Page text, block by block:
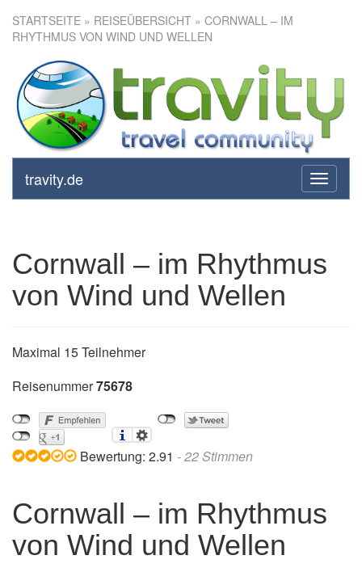
STARTSEITE » REISEÜBERSICHT » CORNWALL – IM
RHYTHMUS VON WIND UND WELLEN
toggle
travity.de
Cornwall – im Rhythmus von
Wind und Wellen
Cornwall – im Rhythmus
von Wind und Wellen
Maximal 15 Teilnehmer
Reisenummer75678
Bewertung: 2.91 -22Stimmen
Cornwall – im Rhythmus
von Wind und Wellen